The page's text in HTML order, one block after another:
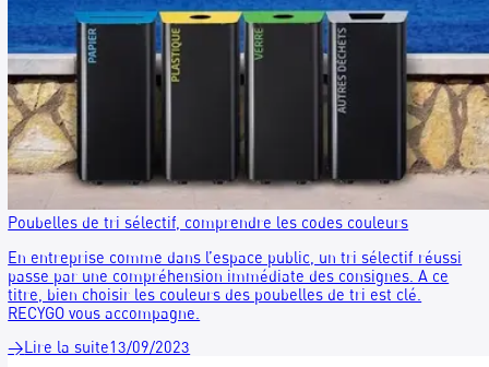
Gestion des déchets : évolution de la règlementation en
2025 débarque avec son lot de nouvelles règles sur les
Au programme : une économie plus circulaire, des
responsables, et… des opportunités à ne pas manquer !
→Lire la suite05/02/2025